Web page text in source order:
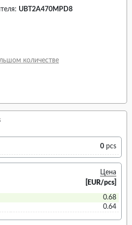
UBT2A470MPD8
количестве
0 pcs
Цена
[EUR/pcs]
0.68
0.64